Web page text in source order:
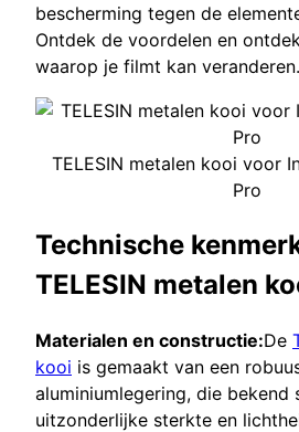
bescherming tegen de
Ontdek de voordelen en
waarop je filmt kan veranderen.
TELESIN metalen kooi voor
Pro
Technische
TELESIN metalen
Materialen en constructie:De
kooi is gemaakt van een
aluminiumlegering, die bekend
uitzonderlijke sterkte en